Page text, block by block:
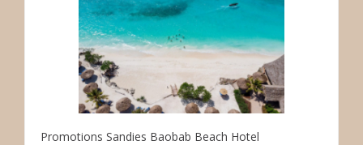
Promotions Sandies Baobab Beach Hotel